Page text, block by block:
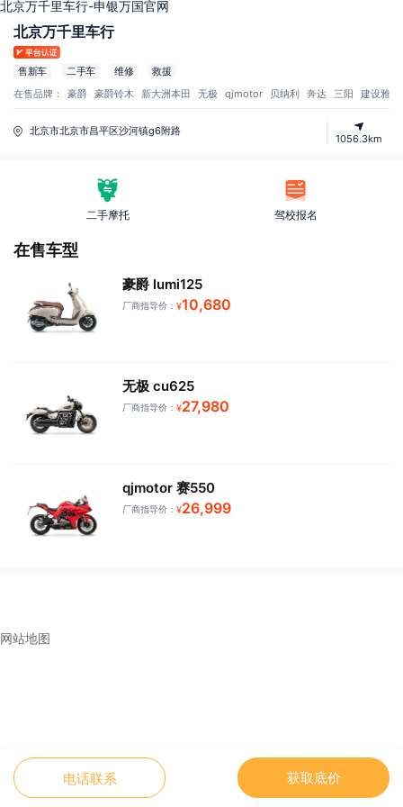
北京万千里车行-申银万国官网
北京万千里车行
售新车 二手车 维修 救援
在售品牌： 豪爵 豪爵铃木 新大洲本田 无极 qjmotor 贝纳利 奔达 三阳 建设雅马
北京市北京市昌平区沙河镇g6附路
1056.3km
二手摩托 驾校报名
在售车型
豪爵 lumi125
厂商指导价： ¥10,680
无极 cu625
厂商指导价： ¥27,980
qjmotor 赛550
厂商指导价： ¥26,999
电话联系 获取底价
网站地图